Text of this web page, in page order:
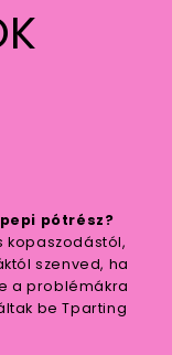
pótrész?
kopaszodástól,
szenved, ha
a problémákra
be Tparting